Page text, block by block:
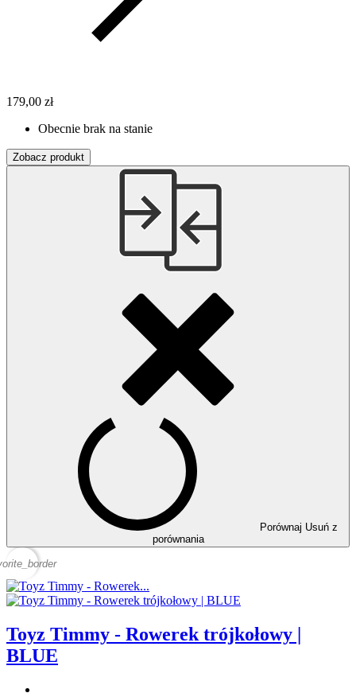
179,00 zł
Obecnie brak na stanie
Zobacz produkt
Porównaj Usuń z
porównania
Toyz Timmy - Rowerek trójkołowy |
BLUE